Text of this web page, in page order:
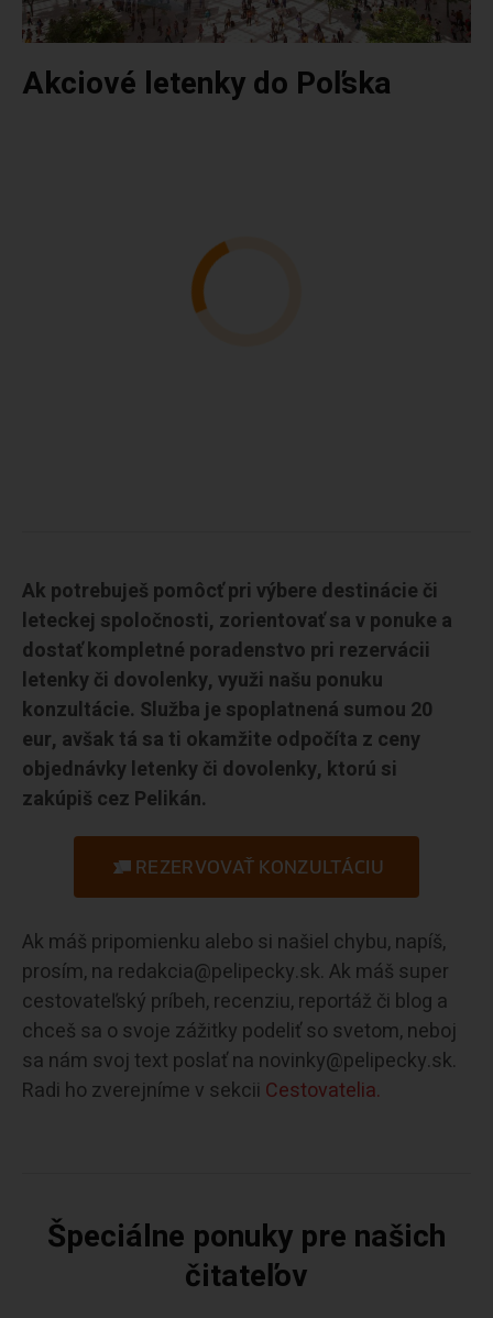
Akciové letenky do Poľska
Ak potrebuješ pomôcť pri výbere destinácie či
leteckej spoločnosti, zorientovať sa v ponuke a
dostať kompletné poradenstvo pri rezervácii
letenky či dovolenky, využi našu ponuku
konzultácie. Služba je spoplatnená sumou 20
eur, avšak tá sa ti okamžite odpočíta z ceny
objednávky letenky či dovolenky, ktorú si
zakúpiš cez Pelikán.
REZERVOVAŤ KONZULTÁCIU
Ak máš pripomienku alebo si našiel chybu, napíš,
prosím, na redakcia@pelipecky.sk. Ak máš super
cestovateľský príbeh, recenziu, reportáž či blog a
chceš sa o svoje zážitky podeliť so svetom, neboj
sa nám svoj text poslať na novinky@pelipecky.sk.
Radi ho zverejníme v sekcii Cestovatelia.
Špeciálne ponuky pre našich
čitateľov